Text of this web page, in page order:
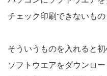
チェック印刷できないもの
そういうものを入れると
ソフトウエアをダウンロ